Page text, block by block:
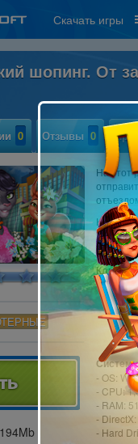
Скачать игры
шопинг. От
0 Отзывы 0
На этот
К
- OS:
- CPU:
- RAM:
-
- Hard